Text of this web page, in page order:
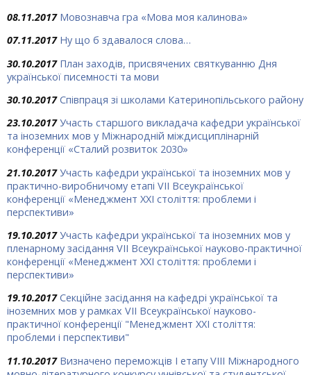
08.11.2017 Мовознавча гра «Мова моя калинова»
07.11.2017 Ну що б здавалося слова…
30.10.2017 План заходів, присвячених святкуванню Дня
української писемності та мови
30.10.2017 Співпраця зі школами Катеринопільського району
23.10.2017 Участь старшого викладача кафедри української
та іноземних мов у Міжнародній міждисциплінарній
конференції «Сталий розвиток 2030»
21.10.2017 Участь кафедри української та іноземних мов у
практично-виробничому етапі VII Всеукраїнської
конференції «Менеджмент ХХІ століття: проблеми і
перспективи»
19.10.2017 Участь кафедри української та іноземних мов у
пленарному засідання VII Всеукраїнської науково-практичної
конференції «Менеджмент ХХІ століття: проблеми і
перспективи»
19.10.2017 Секційне засідання на кафедрі української та
іноземних мов у рамках VІІ Всеукраїнської науково-
практичної конференції "Менеджмент ХХІ століття:
проблеми і перспективи"
11.10.2017 Визначено переможців І етапу VIII Міжнародного